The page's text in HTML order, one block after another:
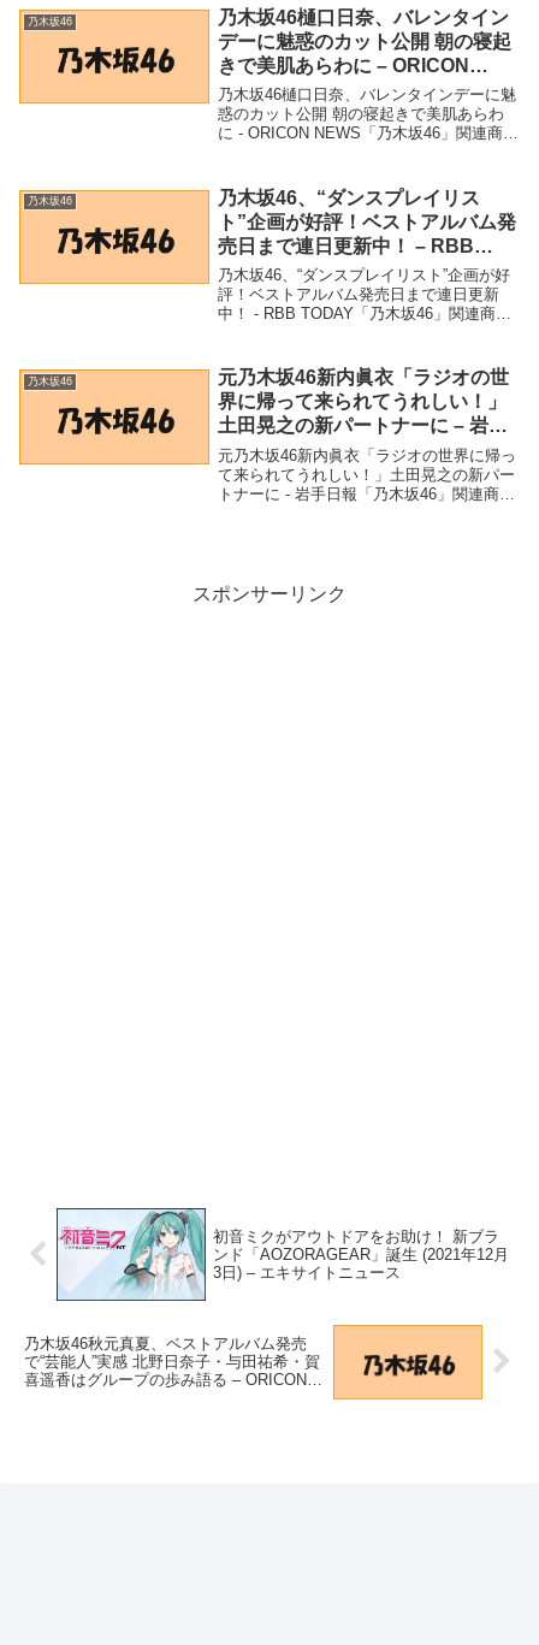
リコン週間...
乃木坂46
乃木坂46樋口日奈、バレンタイン
デーに魅惑のカット公開 朝の寝起
きで美肌あらわに – ORICON
NEWS
乃木坂46樋口日奈、バレンタインデーに魅
惑のカット公開 朝の寝起きで美肌あらわ
に - ORICON NEWS「乃木坂46」関連商品
に - ORICON NEWS ...
乃木坂46
乃木坂46、“ダンスプレイリス
ト”企画が好評！ベストアルバム発
売日まで連日更新中！ – RBB
TODAY
乃木坂46、“ダンスプレイリスト”企画が好
評！ベストアルバム発売日まで連日更新
中！ - RBB TODAY「乃木坂46」関連商品
中！ - RBB TODAY 乃木...
乃木坂46
元乃木坂46新内眞衣「ラジオの世
界に帰って来られてうれしい！」
土田晃之の新パートナーに – 岩手
日報
元乃木坂46新内眞衣「ラジオの世界に帰っ
て来られてうれしい！」土田晃之の新パー
トナーに - 岩手日報「乃木坂46」関連商品
スポンサーリンク
初音ミクがアウトドアをお助け！ 新ブラ
ンド「AOZORAGEAR」誕生 (2021年12月
3日) – エキサイトニュース
乃木坂46秋元真夏、ベストアルバム発売
で“芸能人”実感 北野日奈子・与田祐希・賀
喜遥香はグループの歩み語る – ORICON